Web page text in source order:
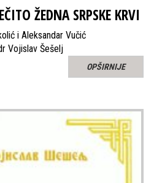
ŽEDNA SRPSKE KRVI
i Aleksandar Vučić
Vojislav Šešelj
OPŠIRNIJE